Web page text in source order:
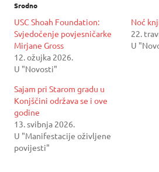
Srodno
USC Shoah Foundation:
Svjedočenje povjesničarke
Mirjane Gross
12. ožujka 2026.
U "Novosti"
Noć
22.
U
Sajam pri Starom gradu u
Konjščini održava se i ove
godine
13. svibnja 2026.
U "Manifestacije oživljene
povijesti"